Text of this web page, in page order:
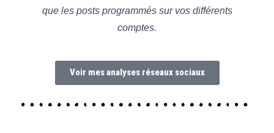
que les posts programmés sur vos différents
comptes.
Voir mes analyses réseaux sociaux